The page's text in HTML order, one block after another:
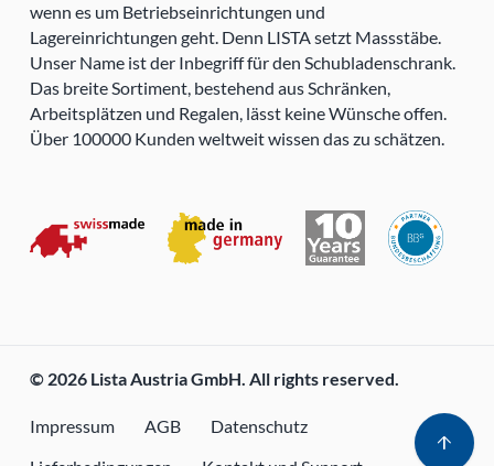
arrow_upward
wenn es um Betriebseinrichtungen und
Lagereinrichtungen geht. Denn LISTA setzt Massstäbe.
Unser Name ist der Inbegriff für den Schubladenschrank.
Das breite Sortiment, bestehend aus Schränken,
Arbeitsplätzen und Regalen, lässt keine Wünsche offen.
Über 100000 Kunden weltweit wissen das zu schätzen.
© 2026 Lista Austria GmbH. All rights reserved.
Impressum AGB
Datenschutz